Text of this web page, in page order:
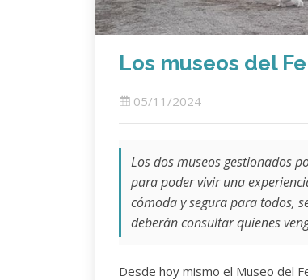
Los museos del
05/11/2024
Los dos museos gestionados
para poder vivir una
cómoda y segura para todos,
deberán consultar quienes
Desde hoy mismo el Museo del